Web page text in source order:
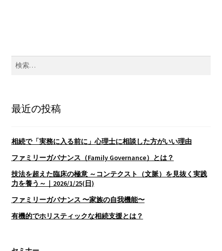
稿
ゲ
シ
ョ
ン
検
索:
最近の投稿
相続で「実務に入る前に」心理士に相談した方がいい理由
ファミリーガバナンス（Family Governance）とは？
技法を超えた臨床の極意 ～コンテクスト（文脈）を見抜く実践
力を養う～｜2026/1/25(日)
ファミリーガバナンス 〜家族の自我機能〜
有機的でホリスティックな相続支援とは？